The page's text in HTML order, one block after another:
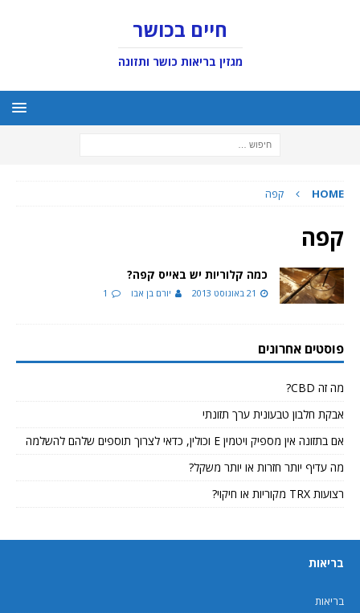
חיים בכושר
מגזין בריאות כושר ותזונה
HOME קפה
קפה
כמה קלוריות יש באייס קפה?
21 באוגוסט 2013 יורם בן אבו 1
פוסטים אחרונים
מה זה CBD?
אבקת חלבון טבעונית ערך תזונתי
אם בתזונה אין מספיק ויטמין E וכולין, כדאי לצרוך תוספים שלהם להשלמה
מה עדיף יותר חזרות או יותר משקל?
רצועות TRX מקוריות או חיקוי?
בריאות
בריאות